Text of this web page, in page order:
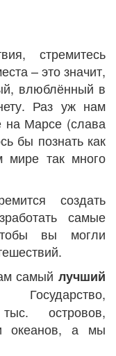
стремитесь
– это значит,
влюблённый в
Раз уж нам
на Марсе (слава
бы познать как
так много
создать
самые
вы могли
самый лучший
островов,
океанов, а мы